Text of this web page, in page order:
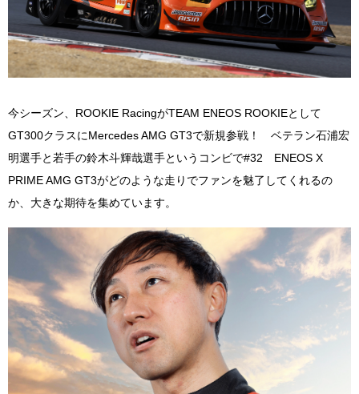
今シーズン、 ROOKIE RacingがTEAM ENEOS ROOKIEとして
GT300クラスにMercedes AMG GT3で新規参戦！ ベテラン石浦宏
明選手と若手の鈴木斗輝哉選手というコンビで#32
ENEOS X
PRIME AMG GT3がどのような走りでファンを魅了してくれるの
か、大きな期待を集めています。